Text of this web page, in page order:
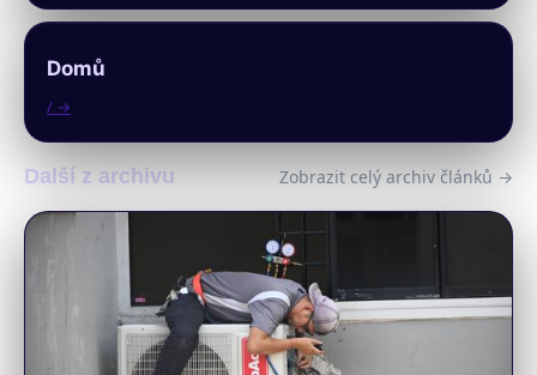
Domů
/ →
Další z archivu Zobrazit celý archiv článků →